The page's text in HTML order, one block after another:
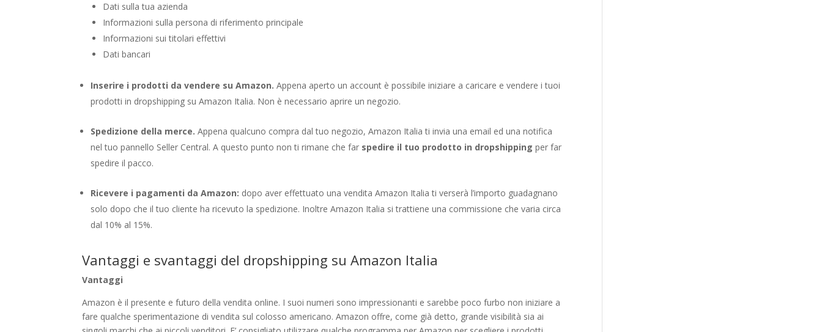
Dati sulla tua azienda
Informazioni sulla persona di riferimento principale
Informazioni sui titolari effettivi
Dati bancari
Inserire i prodotti da vendere su Amazon. Appena aperto un account è possibile iniziare a caricare e vendere i tuoi
prodotti in dropshipping su Amazon Italia. Non è necessario aprire un negozio.
Spedizione della merce. Appena qualcuno compra dal tuo negozio, Amazon Italia ti invia una email ed una notifica
nel tuo pannello Seller Central. A questo punto non ti rimane che far spedire il tuo prodotto in dropshippingper far
spedire il pacco.
Ricevere i pagamenti da Amazon: dopo aver effettuato una vendita Amazon Italia ti verserà l’importo guadagnano
solo dopo che il tuo cliente ha ricevuto la spedizione. Inoltre Amazon Italia si trattiene una commissione che varia circa
dal 10% al 15%.
Vantaggi e svantaggi del dropshipping su Amazon Italia
Vantaggi
Amazon è il presente e futuro della vendita online. I suoi numeri sono impressionanti e sarebbe poco furbo non iniziare a
fare qualche sperimentazione di vendita sul colosso americano. Amazon offre, come già detto, grande visibilità sia ai